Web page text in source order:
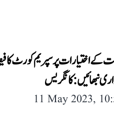
کے اختیارات پر سپریم کورٹ کا
نبھائیں: کانگریس
11 May 2023,